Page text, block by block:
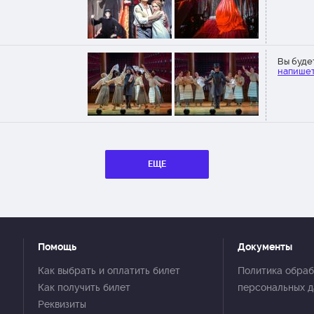
Вы
ЕЩЕ
Помощь
Как выбрать и оплатить билет
Как получить билет
Реквизиты
Документы
Политика
персональных